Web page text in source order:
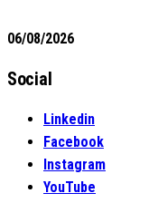
06/08/2026
Social
Linkedin
Facebook
Instagram
YouTube